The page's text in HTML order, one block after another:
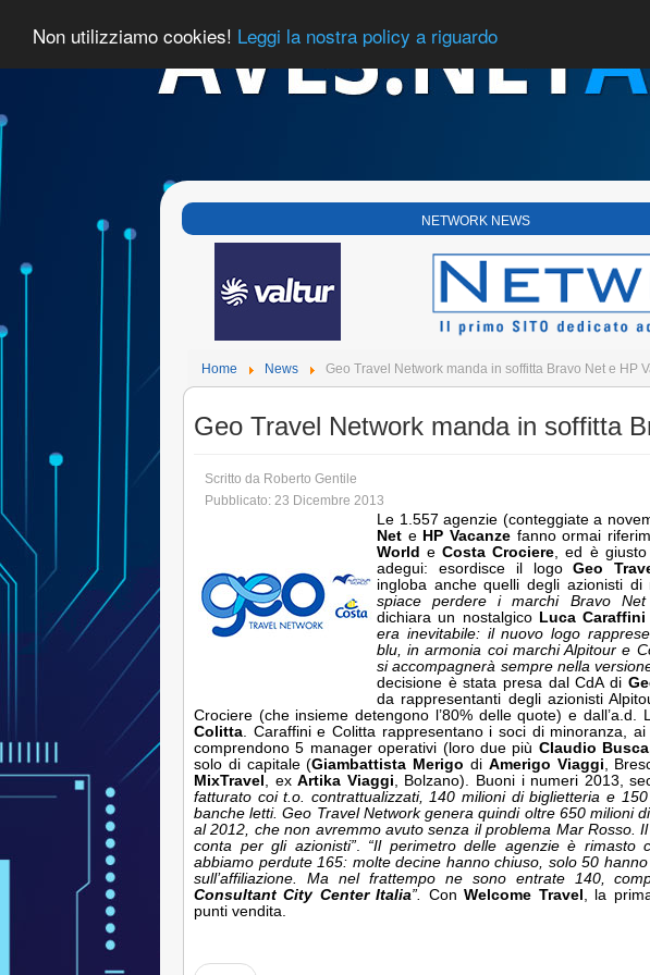
Non utilizziamo cookies! Leggi la nostra policy a riguardo
NETWORK NEWS
Home News Geo Travel Network manda in soffitta Bravo Net e HP
Geo Travel Network manda in soffitta
Scritto da Roberto Gentile
Pubblicato: 23 Dicembre 2013
Le 1.557 agenzie (conteggiate a
Net e HP Vacanzefanno ormai
WorldeCosta Crociere , ed è
adegui: esordisce il logoGeo
ingloba anche quelli degli azionisti di
spiace perdere i marchi Bravo Net
dichiara un nostalgico Luca Caraffini
era inevitabile: il nuovo logo
blu, in armonia coi marchi Alpitour e
si accompagnerà sempre nella
decisione è stata presa dal CdA di
da rappresentanti degli azionisti
Crociere (che insieme detengono l’80% delle quote) e
Colitta . Caraffini e Colitta rappresentano i soci di minoranza,
comprendono 5 manager operativi (loro due più Claudio
solo di capitale (Giambattista Merigo di Amerigo Viaggi ,
MixTravel , exArtika Viaggi , Bolzano). Buoni i numeri 2013,
fatturato coi t.o. contrattualizzati, 140 milioni di biglietteria e
banche letti. Geo Travel Network genera quindi oltre 650 milioni
al 2012, che non avremmo avuto senza il problema Mar Rosso.
conta per gli azionisti”. “Il perimetro delle agenzie è rimasto
abbiamo perdute 165: molte decine hanno chiuso, solo 50
sull’affiliazione. Ma nel frattempo ne sono entrate 140,
Consultant City Center Italia”. ConWelcome Travel , la
punti vendita.